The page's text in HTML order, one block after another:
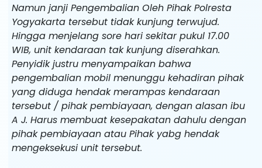
Namun janji Pengembalian Oleh Pihak Polresta
Yogyakarta tersebut tidak kunjung terwujud.
Hingga menjelang sore hari sekitar pukul 17.00
WIB, unit kendaraan tak kunjung diserahkan.
Penyidik justru menyampaikan bahwa
pengembalian mobil menunggu kehadiran pihak
yang diduga hendak merampas kendaraan
tersebut / pihak pembiayaan, dengan alasan ibu
A J. Harus membuat kesepakatan dahulu dengan
pihak pembiayaan atau Pihak yabg hendak
mengeksekusi unit tersebut.